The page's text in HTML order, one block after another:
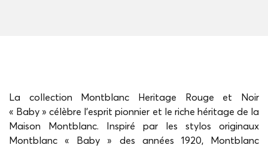
La collection Montblanc Heritage Rouge et Noir
« Baby » célèbre l’esprit pionnier et le riche héritage de la
Maison Montblanc. Inspiré par les stylos originaux
Montblanc « Baby » des années 1920, Montblanc